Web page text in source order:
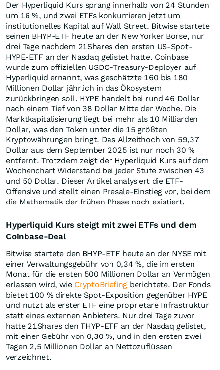
Der Hyperliquid Kurs sprang innerhalb von 24 Stunden
um 16 %, und zwei ETFs konkurrieren jetzt um
institutionelles Kapital auf Wall Street. Bitwise startete
seinen BHYP-ETF heute an der New Yorker Börse, nur
drei Tage nachdem 21Shares den ersten US-Spot-
HYPE-ETF an der Nasdaq gelistet hatte. Coinbase
wurde zum offiziellen USDC-Treasury-Deployer auf
Hyperliquid ernannt, was geschätzte 160 bis 180
Millionen Dollar jährlich in das Ökosystem
zurückbringen soll. HYPE handelt bei rund 46 Dollar
nach einem Tief von 38 Dollar Mitte der Woche. Die
Marktkapitalisierung liegt bei mehr als 10 Milliarden
Dollar, was den Token unter die 15 größten
Kryptowährungen bringt. Das Allzeithoch von 59,37
Dollar aus dem September 2025 ist nur noch 30 %
entfernt. Trotzdem zeigt der Hyperliquid Kurs auf dem
Wochenchart Widerstand bei jeder Stufe zwischen 43
und 50 Dollar. Dieser Artikel analysiert die ETF-
Offensive und stellt einen Presale-Einstieg vor, bei dem
die Mathematik der frühen Phase noch existiert.
Hyperliquid Kurs steigt mit zwei ETFs und dem
Coinbase-Deal
Bitwise startete den BHYP-ETF heute an der NYSE mit
einer Verwaltungsgebühr von 0,34 %, die im ersten
Monat für die ersten 500 Millionen Dollar an Vermögen
erlassen wird, wie CryptoBriefing berichtete. Der Fonds
bietet 100 % direkte Spot-Exposition gegenüber HYPE
und nutzt als erster ETF eine proprietäre Infrastruktur
statt eines externen Anbieters. Nur drei Tage zuvor
hatte 21Shares den THYP-ETF an der Nasdaq gelistet,
mit einer Gebühr von 0,30 %, und in den ersten zwei
Tagen 2,5 Millionen Dollar an Nettozuflüssen
verzeichnet.